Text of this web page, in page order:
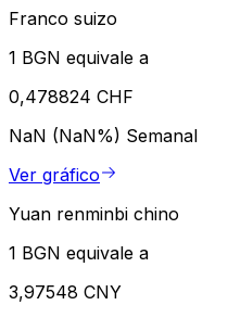
Franco suizo
1 BGN equivale a
0,478824 CHF
NaN (NaN%) Semanal
Ver gráfico
Yuan renminbi chino
1 BGN equivale a
3,97548 CNY